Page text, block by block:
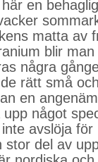
en
matta av
blir
några
rätt små
en
något
avslöja
del av